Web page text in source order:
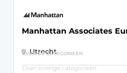
Manhattan Associates
Utrecht
OVERIGE CATEGORIEËN
Geen overige categorieën